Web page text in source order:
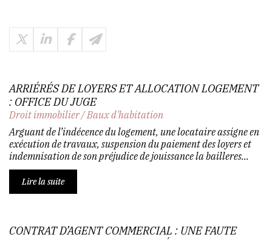
ARRIÉRÉS DE LOYERS ET ALLOCATION LOGEMENT
: OFFICE DU JUGE
Droit immobilier/Baux d'habitation
Arguant de l’indécence du logement, une locataire assigne en
exécution de travaux, suspension du paiement des loyers et
indemnisation de son préjudice de jouissance la bailleres...
Lire la suite
CONTRAT D’AGENT COMMERCIAL : UNE FAUTE